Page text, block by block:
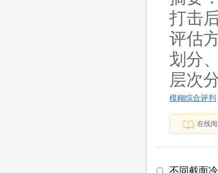
打击
评估
划分
层次
模糊综合评判
在线
不同截面